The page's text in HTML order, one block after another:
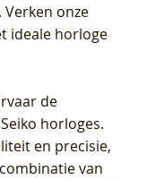
onze
ideale horloge
de
horloges.
en precisie,
van